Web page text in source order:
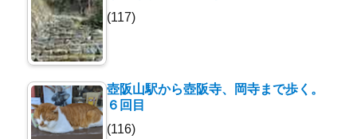
(117)
壺阪山駅から壺阪寺、岡寺まで歩く。
６回目
(116)